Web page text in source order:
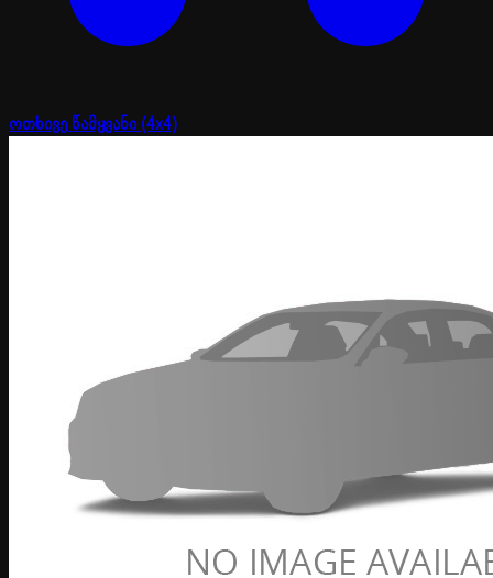
ოთხივე წამყვანი (4x4)